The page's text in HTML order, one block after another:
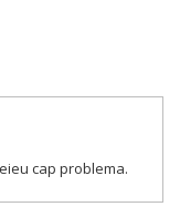
cap problema.